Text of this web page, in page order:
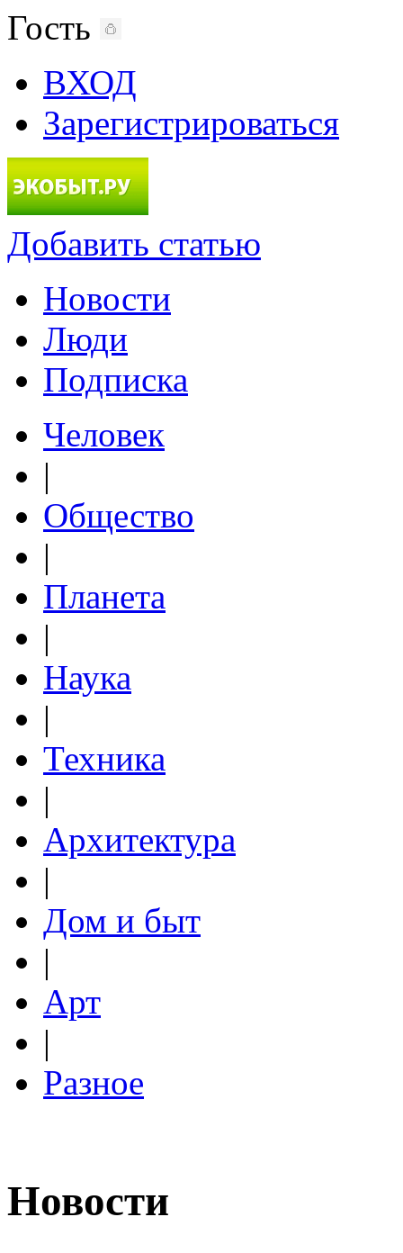
Гость
ВХОД
Зарегистрироваться
Добавить статью
Новости
Люди
Подписка
Человек
|
Общество
|
Планета
|
Наука
|
Техника
|
Архитектура
|
Дом и быт
|
Арт
|
Разное
Новости